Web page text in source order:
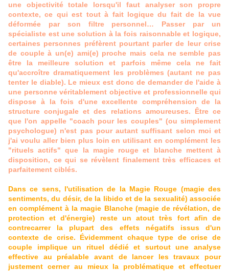
une objectivité totale lorsqu'il faut analyser son propre
contexte, ce qui est tout à fait logique du fait de la vue
déformée par son filtre personnel… Passer par un
spécialiste est une solution à la fois raisonnable et logique,
certaines personnes préfèrent pourtant parler de leur crise
de couple à un(e) ami(e) proche mais cela ne semble pas
être la meilleure solution et parfois même cela ne fait
qu'accroître dramatiquement les problèmes (autant ne pas
tenter le diable). Le mieux est donc de demander de l'aide à
une personne véritablement objective et professionnelle qui
dispose à la fois d'une excellente compréhension de la
structure conjugale et des relations amoureuses. Être ce
que l'on appelle "coach pour les couples" (ou simplement
psychologue) n'est pas pour autant suffisant selon moi et
j'ai voulu aller bien plus loin en utilisant en complément les
"rituels actifs" que la magie rouge et blanche mettent à
disposition, ce qui se révèlent finalement très efficaces et
parfaitement ciblés.
Dans ce sens, l'utilisation de la Magie Rouge (magie des
sentiments, du désir, de la libido et de la sexualité) associée
en complément à la magie Blanche (magie de révélation, de
protection et d'énergie) reste un atout très fort afin de
contrecarrer la plupart des effets négatifs issus d'un
contexte de crise. Évidemment chaque type de crise de
couple implique un rituel dédié et surtout une analyse
effective au préalable avant de lancer les travaux pour
justement cerner au mieux la problématique et effectuer